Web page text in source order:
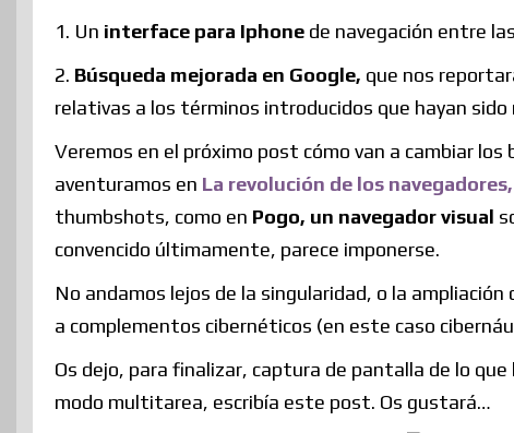
1. Un interface para Iphone de navegación entre
2. Búsqueda mejorada en Google, que nos
relativas a los términos introducidos que hayan
Veremos en el próximo post cómo van a cambiar
aventuramos en La revolución de los
thumbshots, como en Pogo, un navegador visual
convencido últimamente, parece imponerse.
No andamos lejos de la singularidad, o la
a complementos cibernéticos (en este caso
Os dejo, para finalizar, captura de pantalla de lo
modo multitarea, escribía este post. Os gustará…